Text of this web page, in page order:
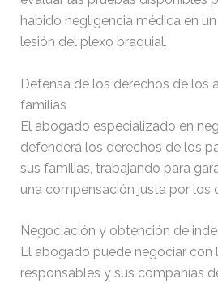
habido negligencia médica en
lesión del plexo braquial.
Defensa de los derechos de los
familias
El abogado especializado en
defenderá los derechos de los
sus familias, trabajando para
una compensación justa por los
Negociación y obtención de
El abogado puede negociar con
responsables y sus compañías